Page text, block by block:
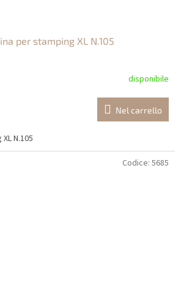
per stamping XL N.105
disponibile
Nel carrello
N.105
Codice: 5685